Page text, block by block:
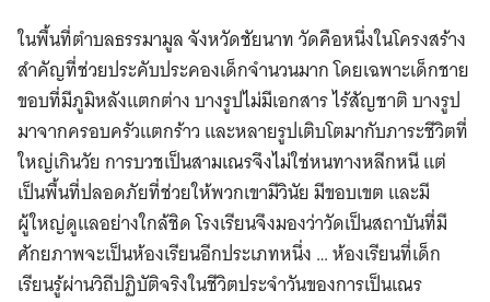
ในพื้นที่ตำบลธรรมามูล จังหวัดชัยนาท วัดคือหนึ่งในโครงสร้าง
สำคัญที่ช่วยประคับประคองเด็กจำนวนมาก โดยเฉพาะเด็กชาย
ขอบที่มีภูมิหลังแตกต่าง บางรูปไม่มีเอกสาร ไร้สัญชาติ บางรูป
มาจากครอบครัวแตกร้าว และหลายรูปเติบโตมากับภาระชีวิตที่
ใหญ่เกินวัย การบวชเป็นสามเณรจึงไม่ใช่หนทางหลีกหนี แต่
เป็นพื้นที่ปลอดภัยที่ช่วยให้พวกเขามีวินัย มีขอบเขต และมี
ผู้ใหญ่ดูแลอย่างใกล้ชิด โรงเรียนจึงมองว่าวัดเป็นสถาบันที่มี
ศักยภาพจะเป็นห้องเรียนอีกประเภทหนึ่ง … ห้องเรียนที่เด็ก
เรียนรู้ผ่านวิถีปฏิบัติจริงในชีวิตประจำวันของการเป็นเณร